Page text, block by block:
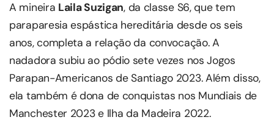
A mineira Laila Suzigan, da classe S6, que tem
paraparesia espástica hereditária desde os seis
anos, completa a relação da convocação. A
nadadora subiu ao pódio sete vezes nos Jogos
Parapan-Americanos de Santiago 2023. Além disso,
ela também é dona de conquistas nos Mundiais de
Manchester 2023 e Ilha da Madeira 2022.